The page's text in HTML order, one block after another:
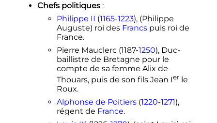
Chefs politiques :
Philippe II (1165-1223), (Philippe
Auguste) roi des Francspuis roi de
France.
Pierre Mauclerc (1187-1250), Duc-
baillistre de Bretagne pour le
compte de sa femme Alix de
Thouars, puis de son fils Jean Ierle
Roux.
Alphonse de Poitiers(1220-1271),
régent de France.